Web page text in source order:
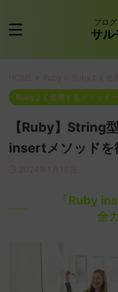
プロ
サル
Rubyよく使用するメソッド
【Ruby】String
insertメソッドを
「Ruby
全